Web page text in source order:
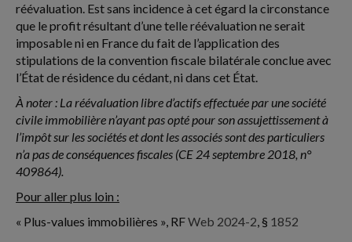
réévaluation. Est sans incidence à cet égard la circonstance
que le profit résultant d’une telle réévaluation ne serait
imposable ni en France du fait de l’application des
stipulations de la convention fiscale bilatérale conclue avec
l’État de résidence du cédant, ni dans cet État.
À noter : La réévaluation libre d’actifs effectuée par une société
civile immobilière n’ayant pas opté pour son assujettissement à
l’impôt sur les sociétés et dont les associés sont des particuliers
n’a pas de conséquences fiscales (CE 24 septembre 2018, n°
409864).
Pour aller plus loin :
« Plus-values immobilières », RFWeb 2024-2, § 1852